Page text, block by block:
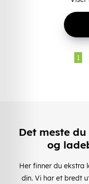
1
Det meste
og
Her finner du ekstra
din. Vi har et bredt